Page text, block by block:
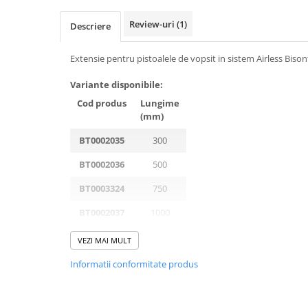
Mobilier gradina
Depozitare gradina
Echipamente curatenie
Aparate de spalat cu presiune
Freze de zapada
Masini de maturat
Accesorii echipamente curatenie
Unelte de gradinarit
Dispozitive de imprastiat si
Descriere Review-uri (1)
Extensie pentru pistoalele de vopsit in sistem Airless
Variante disponibile:
Cod produs
Lungime
(mm)
BT0002035
300
BT0002036
500
BT0003324
750
BT0002037
VEZI MAI MULT
Informatii conformitate produs